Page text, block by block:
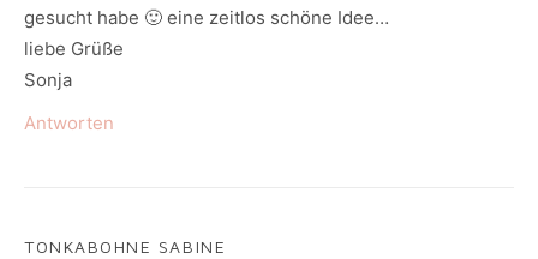
gesucht habe 🙂 eine zeitlos schöne Idee…
liebe Grüße
Sonja
Antworten
TONKABOHNE SABINE